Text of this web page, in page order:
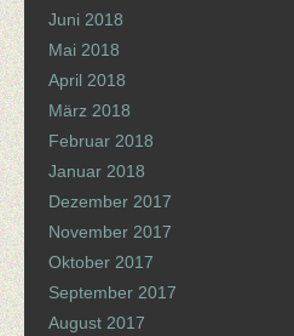
Juni 2018
Mai 2018
April 2018
März 2018
Februar 2018
Januar 2018
Dezember 2017
November 2017
Oktober 2017
September 2017
August 2017